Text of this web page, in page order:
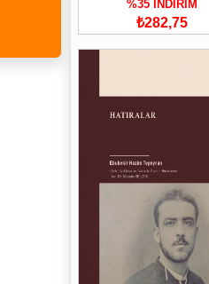
%35 İNDİRİM
₺282,75